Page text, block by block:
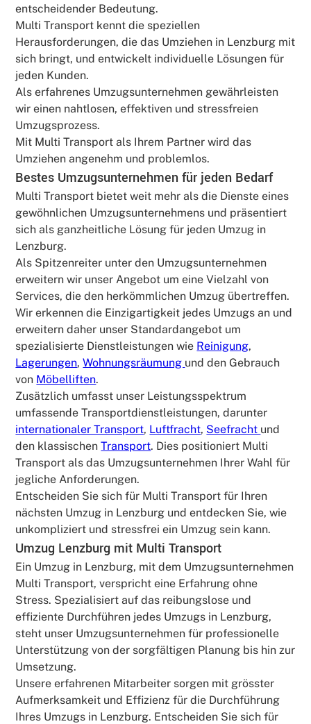
entscheidender Bedeutung.
Multi Transport kennt die speziellen
Herausforderungen, die das Umziehen in Lenzburg mit
sich bringt, und entwickelt individuelle Lösungen für
jeden Kunden.
Als erfahrenes Umzugsunternehmen gewährleisten
wir einen nahtlosen, effektiven und stressfreien
Umzugsprozess.
Mit Multi Transport als Ihrem Partner wird das
Umziehen angenehm und problemlos.
Bestes Umzugsunternehmen für jeden Bedarf
Multi Transport bietet weit mehr als die Dienste eines
gewöhnlichen Umzugsunternehmens und präsentiert
sich als ganzheitliche Lösung für jeden Umzug in
Lenzburg.
Als Spitzenreiter unter den Umzugsunternehmen
erweitern wir unser Angebot um eine Vielzahl von
Services, die den herkömmlichen Umzug übertreffen.
Wir erkennen die Einzigartigkeit jedes Umzugs an und
erweitern daher unser Standardangebot um
spezialisierte Dienstleistungen wie Reinigung,
Lagerungen,Wohnungsräumung und den Gebrauch
von Möbelliften.
Zusätzlich umfasst unser Leistungsspektrum
umfassende Transportdienstleistungen, darunter
internationaler Transport, Luftfracht, Seefracht und
den klassischenTransport. Dies positioniert Multi
Transport als das Umzugsunternehmen Ihrer Wahl für
jegliche Anforderungen.
Entscheiden Sie sich für Multi Transport für Ihren
nächsten Umzug in Lenzburg und entdecken Sie, wie
unkompliziert und stressfrei ein Umzug sein kann.
Umzug Lenzburg mit Multi Transport
Ein Umzug in Lenzburg, mit dem Umzugsunternehmen
Multi Transport, verspricht eine Erfahrung ohne
Stress. Spezialisiert auf das reibungslose und
effiziente Durchführen jedes Umzugs in Lenzburg,
steht unser Umzugsunternehmen für professionelle
Unterstützung von der sorgfältigen Planung bis hin zur
Umsetzung.
Unsere erfahrenen Mitarbeiter sorgen mit grösster
Aufmerksamkeit und Effizienz für die Durchführung
Ihres Umzugs in Lenzburg. Entscheiden Sie sich für